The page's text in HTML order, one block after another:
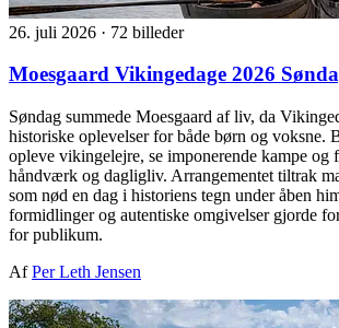
26. juli 2026 · 72 billeder
Moesgaard Vikingedage 2026
Søndag summede Moesgaard af liv, da
historiske oplevelser for både børn og voksne.
opleve vikingelejre, se imponerende kampe og
håndværk og dagligliv. Arrangementet tiltrak
som nød en dag i historiens tegn under åben
formidlinger og autentiske omgivelser gjorde
for publikum.
AfPer Leth Jensen